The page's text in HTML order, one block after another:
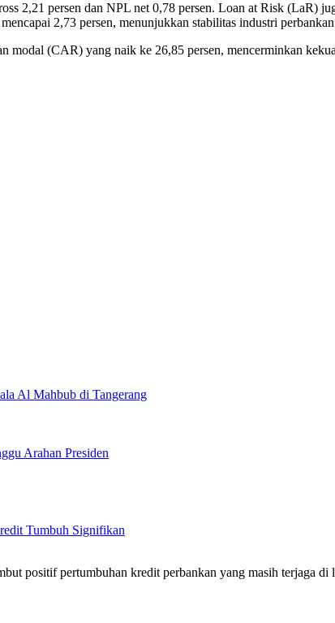
2,21 persen dan NPL net 0,78 persen. Loan at Risk (LaR)
2,73 persen, menunjukkan stabilitas industri
modal (CAR) yang naik ke 26,85 persen, mencerminkan
Al Mahbub di Tangerang
Arahan Presiden
Tumbuh Signifikan
positif pertumbuhan kredit perbankan yang masih terjaga